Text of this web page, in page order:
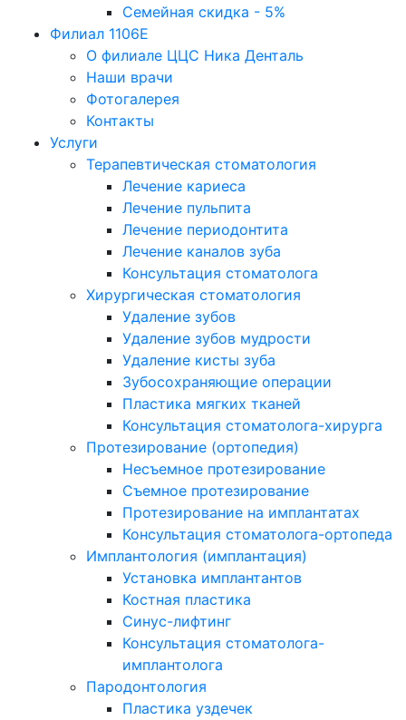
Семейная скидка - 5%
Филиал 1106Е
О филиале ЦЦС Ника Денталь
Наши врачи
Фотогалерея
Контакты
Услуги
Терапевтическая стоматология
Лечение кариеса
Лечение пульпита
Лечение периодонтита
Лечение каналов зуба
Консультация стоматолога
Хирургическая стоматология
Удаление зубов
Удаление зубов мудрости
Удаление кисты зуба
Зубосохраняющие операции
Пластика мягких тканей
Консультация стоматолога-хирурга
Протезирование (ортопедия)
Несъемное протезирование
Съемное протезирование
Протезирование на имплантатах
Консультация стоматолога-ортопеда
Имплантология (имплантация)
Установка имплантантов
Костная пластика
Синус-лифтинг
Консультация стоматолога-
имплантолога
Пародонтология
Пластика уздечек